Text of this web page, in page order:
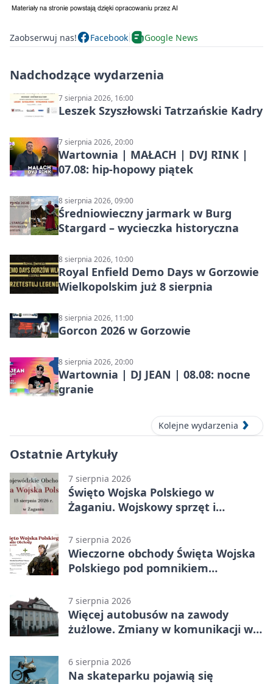
Zaobserwuj nas! Facebook Google News
Nadchodzące wydarzenia
7 sierpnia 2026, 16:00
Leszek Szyszłowski Tatrzańskie Kadry
7 sierpnia 2026, 20:00
Wartownia | MAŁACH | DVJ RINK |
07.08: hip-hopowy piątek
8 sierpnia 2026, 09:00
Średniowieczny jarmark w Burg
Stargard – wycieczka historyczna
8 sierpnia 2026, 10:00
Royal Enfield Demo Days w Gorzowie
Wielkopolskim już 8 sierpnia
8 sierpnia 2026, 11:00
Gorcon 2026 w Gorzowie
8 sierpnia 2026, 20:00
Wartownia | DJ JEAN | 08.08: nocne
granie
Kolejne wydarzenia
Ostatnie Artykuły
7 sierpnia 2026
Święto Wojska Polskiego w
Żaganiu. Wojskowy sprzęt i
7 sierpnia 2026
Wieczorne obchody Święta Wojska
Polskiego pod pomnikiem
7 sierpnia 2026
Więcej autobusów na zawody
żużlowe. Zmiany w komunikacji w
6 sierpnia 2026
Na skateparku pojawią się